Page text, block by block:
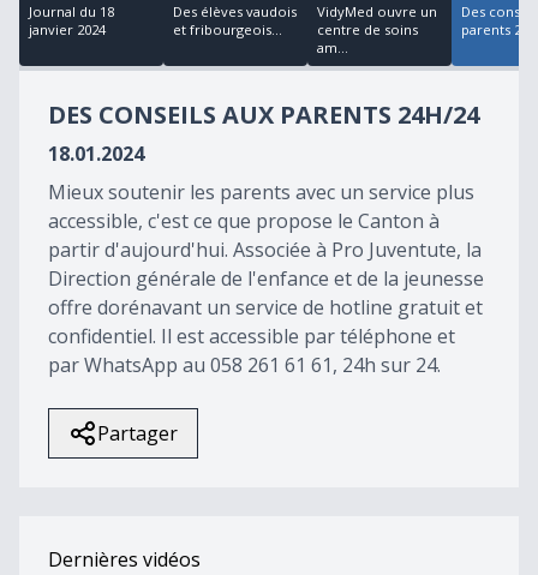
25
minutes,
seconds
Journal du 18
janvier 2024
Des élèves vaudois
et fribourgeois...
VidyMed ouvre un
centre de soins
am...
Des
parents
DES CONSEILS AUX PARENTS 24H/24
18.01.2024
Mieux soutenir les parents avec un service plus
accessible, c'est ce que propose le Canton à
partir d'aujourd'hui. Associée à Pro Juventute, la
Direction générale de l'enfance et de la jeunesse
offre dorénavant un service de hotline gratuit et
confidentiel. Il est accessible par téléphone et
par WhatsApp au 058 261 61 61, 24h sur 24.
Partager
Dernières vidéos